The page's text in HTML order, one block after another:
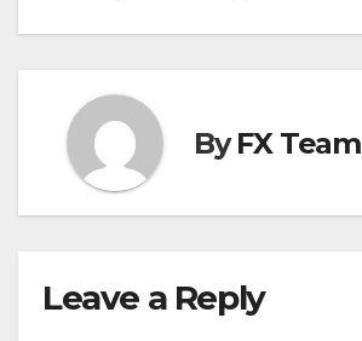
ByFX Team
Leave a Reply